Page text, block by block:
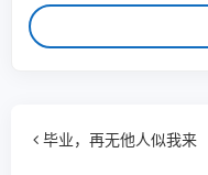
毕业，再无他人似我来